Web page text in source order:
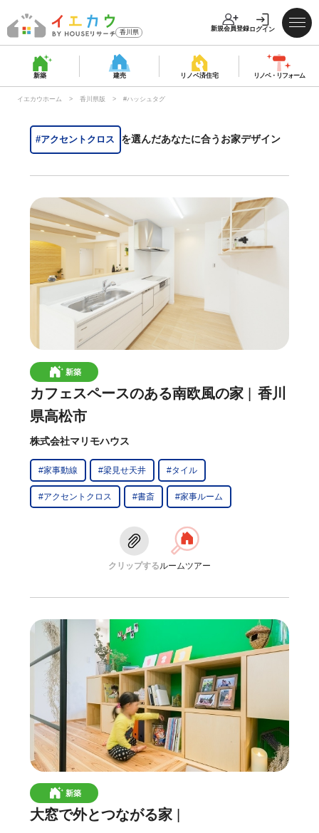
香川県 新規会員登録ログイン
新築 建売 リノベ済住宅 リノベ・ リフォーム
イエカウホーム 香川県版 #ハッシュタグ
#アクセントクロス を選んだあなたに合うお家デザイン
新築
カフェスペースのある南欧風の家
香川
県高松市
株式会社マリモハウス
#家事動線 #梁見せ天井 #タイル
#アクセントクロス #書斎 #家事ルーム
クリップする ルームツアー
新築
大窓で外とつながる家